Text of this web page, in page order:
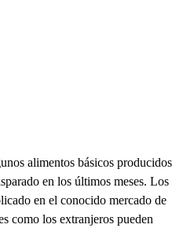
alimentos básicos producidos
en los últimos meses. Los
en el conocido mercado de
como los extranjeros pueden